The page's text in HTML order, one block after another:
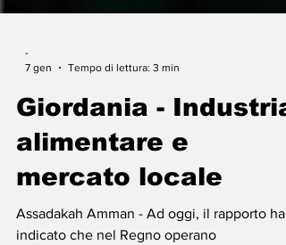
-
7 gen
Tempo di lettura: 3 min
Giordania - Industria